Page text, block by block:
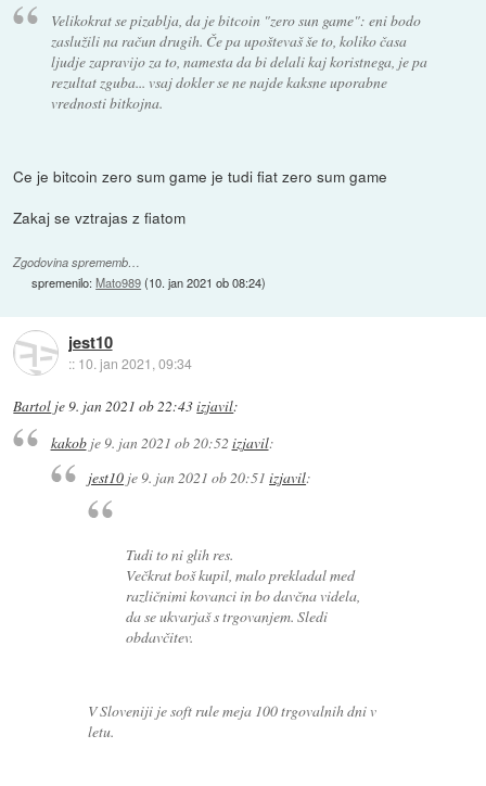
Velikokrat se pizablja, da je bitcoin "zero sun game": eni bodo
zaslužili na račun drugih. Če pa upoštevaš še to, koliko časa
ljudje zapravijo za to, namesta da bi delali kaj koristnega, je pa
rezultat zguba... vsaj dokler se ne najde kaksne uporabne
vrednosti bitkojna.
Ce je bitcoin zero sum game je tudi fiat zero sum game
Zakaj se vztrajas z fiatom
Zgodovina sprememb…
spremenilo:Mato989(10. jan 2021 ob 08:24)
jest10
:: 10. jan 2021, 09:34
Bartol je9. jan 2021 ob 22:43izjavil:
kakobje 9. jan 2021 ob 20:52 izjavil:
jest10 je9. jan 2021 ob 20:51 izjavil:
Tudi to ni glih res.
Večkrat boš kupil, malo prekladal med
različnimi kovanci in bo davčna videla,
da se ukvarjaš s trgovanjem. Sledi
obdavčitev.
V Sloveniji je soft rule meja 100 trgovalnih dni v
letu.